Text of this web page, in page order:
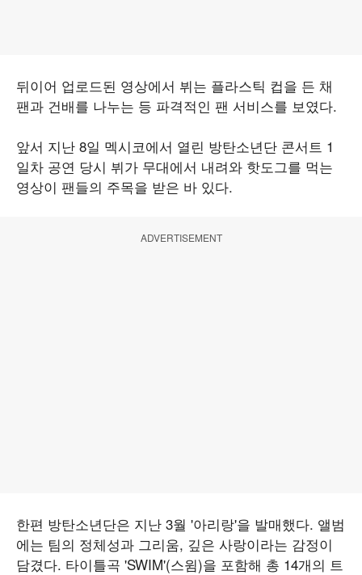
뒤이어 업로드된 영상에서 뷔는 플라스틱 컵을 든 채
팬과 건배를 나누는 등 파격적인 팬 서비스를 보였다.
앞서 지난 8일 멕시코에서 열린 방탄소년단 콘서트 1
일차 공연 당시 뷔가 무대에서 내려와 핫도그를 먹는
영상이 팬들의 주목을 받은 바 있다.
ADVERTISEMENT
한편 방탄소년단은 지난 3월 '아리랑'을 발매했다. 앨범
에는 팀의 정체성과 그리움, 깊은 사랑이라는 감정이
담겼다. 타이틀곡 'SWIM'(스윔)을 포함해 총 14개의 트